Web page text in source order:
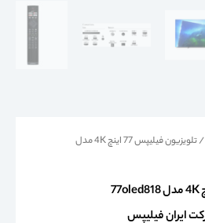
/ تلویزیون فیلیپس 77 اینچ 4K مدل